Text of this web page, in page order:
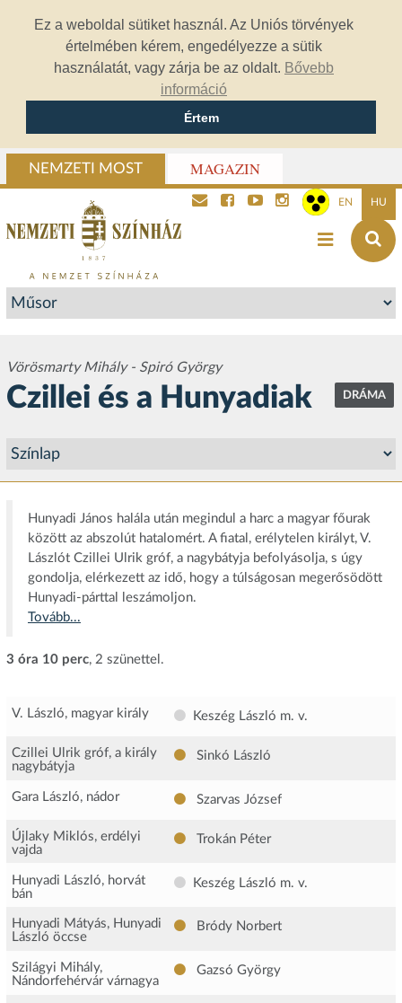
Ez a weboldal sütiket használ. Az Uniós törvények
értelmében kérem, engedélyezze a sütik
használatát, vagy zárja be az oldalt. Bővebb
információ
Értem
NEMZETI MOST MAGAZIN
EN HU
Vörösmarty Mihály - Spiró György
Czillei és a Hunyadiak DRÁMA
Hunyadi János halála után megindul a harc a magyar főurak
között az abszolút hatalomért. A fiatal, erélytelen királyt, V.
Lászlót Czillei Ulrik gróf, a nagybátyja befolyásolja, s úgy
gondolja, elérkezett az idő, hogy a túlságosan megerősödött
Hunyadi-párttal leszámoljon.
Tovább...
3 óra 10 perc, 2 szünettel.
V. László, magyar király Keszég László m. v.
Czillei Ulrik gróf, a király
nagybátyja
Sinkó László
Gara László, nádor Szarvas József
Újlaky Miklós, erdélyi
vajda
Trokán Péter
Hunyadi László, horvát
bán
Keszég László m. v.
Hunyadi Mátyás, Hunyadi
László öccse
Bródy Norbert
Szilágyi Mihály,
Nándorfehérvár várnagya
Gazsó György